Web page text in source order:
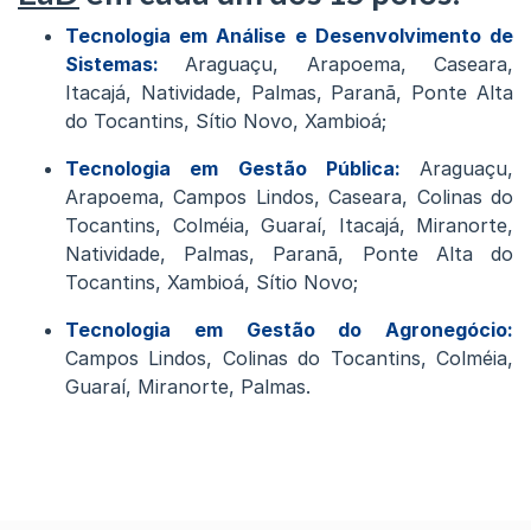
Tecnologia em Análise e Desenvolvimento de
Sistemas:Araguaçu, Arapoema, Caseara,
Itacajá, Natividade, Palmas, Paranã, Ponte Alta
do Tocantins, Sítio Novo, Xambioá;
Tecnologia em Gestão Pública: Araguaçu,
Arapoema, Campos Lindos, Caseara, Colinas do
Tocantins, Colméia, Guaraí, Itacajá, Miranorte,
Natividade, Palmas, Paranã, Ponte Alta do
Tocantins, Xambioá, Sítio Novo;
Tecnologia em Gestão do Agronegócio:
Campos Lindos, Colinas do Tocantins, Colméia,
Guaraí, Miranorte, Palmas.